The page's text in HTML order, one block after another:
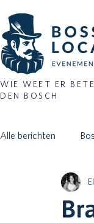
WIE WEET ER
DEN BOSCH
Alle berichten